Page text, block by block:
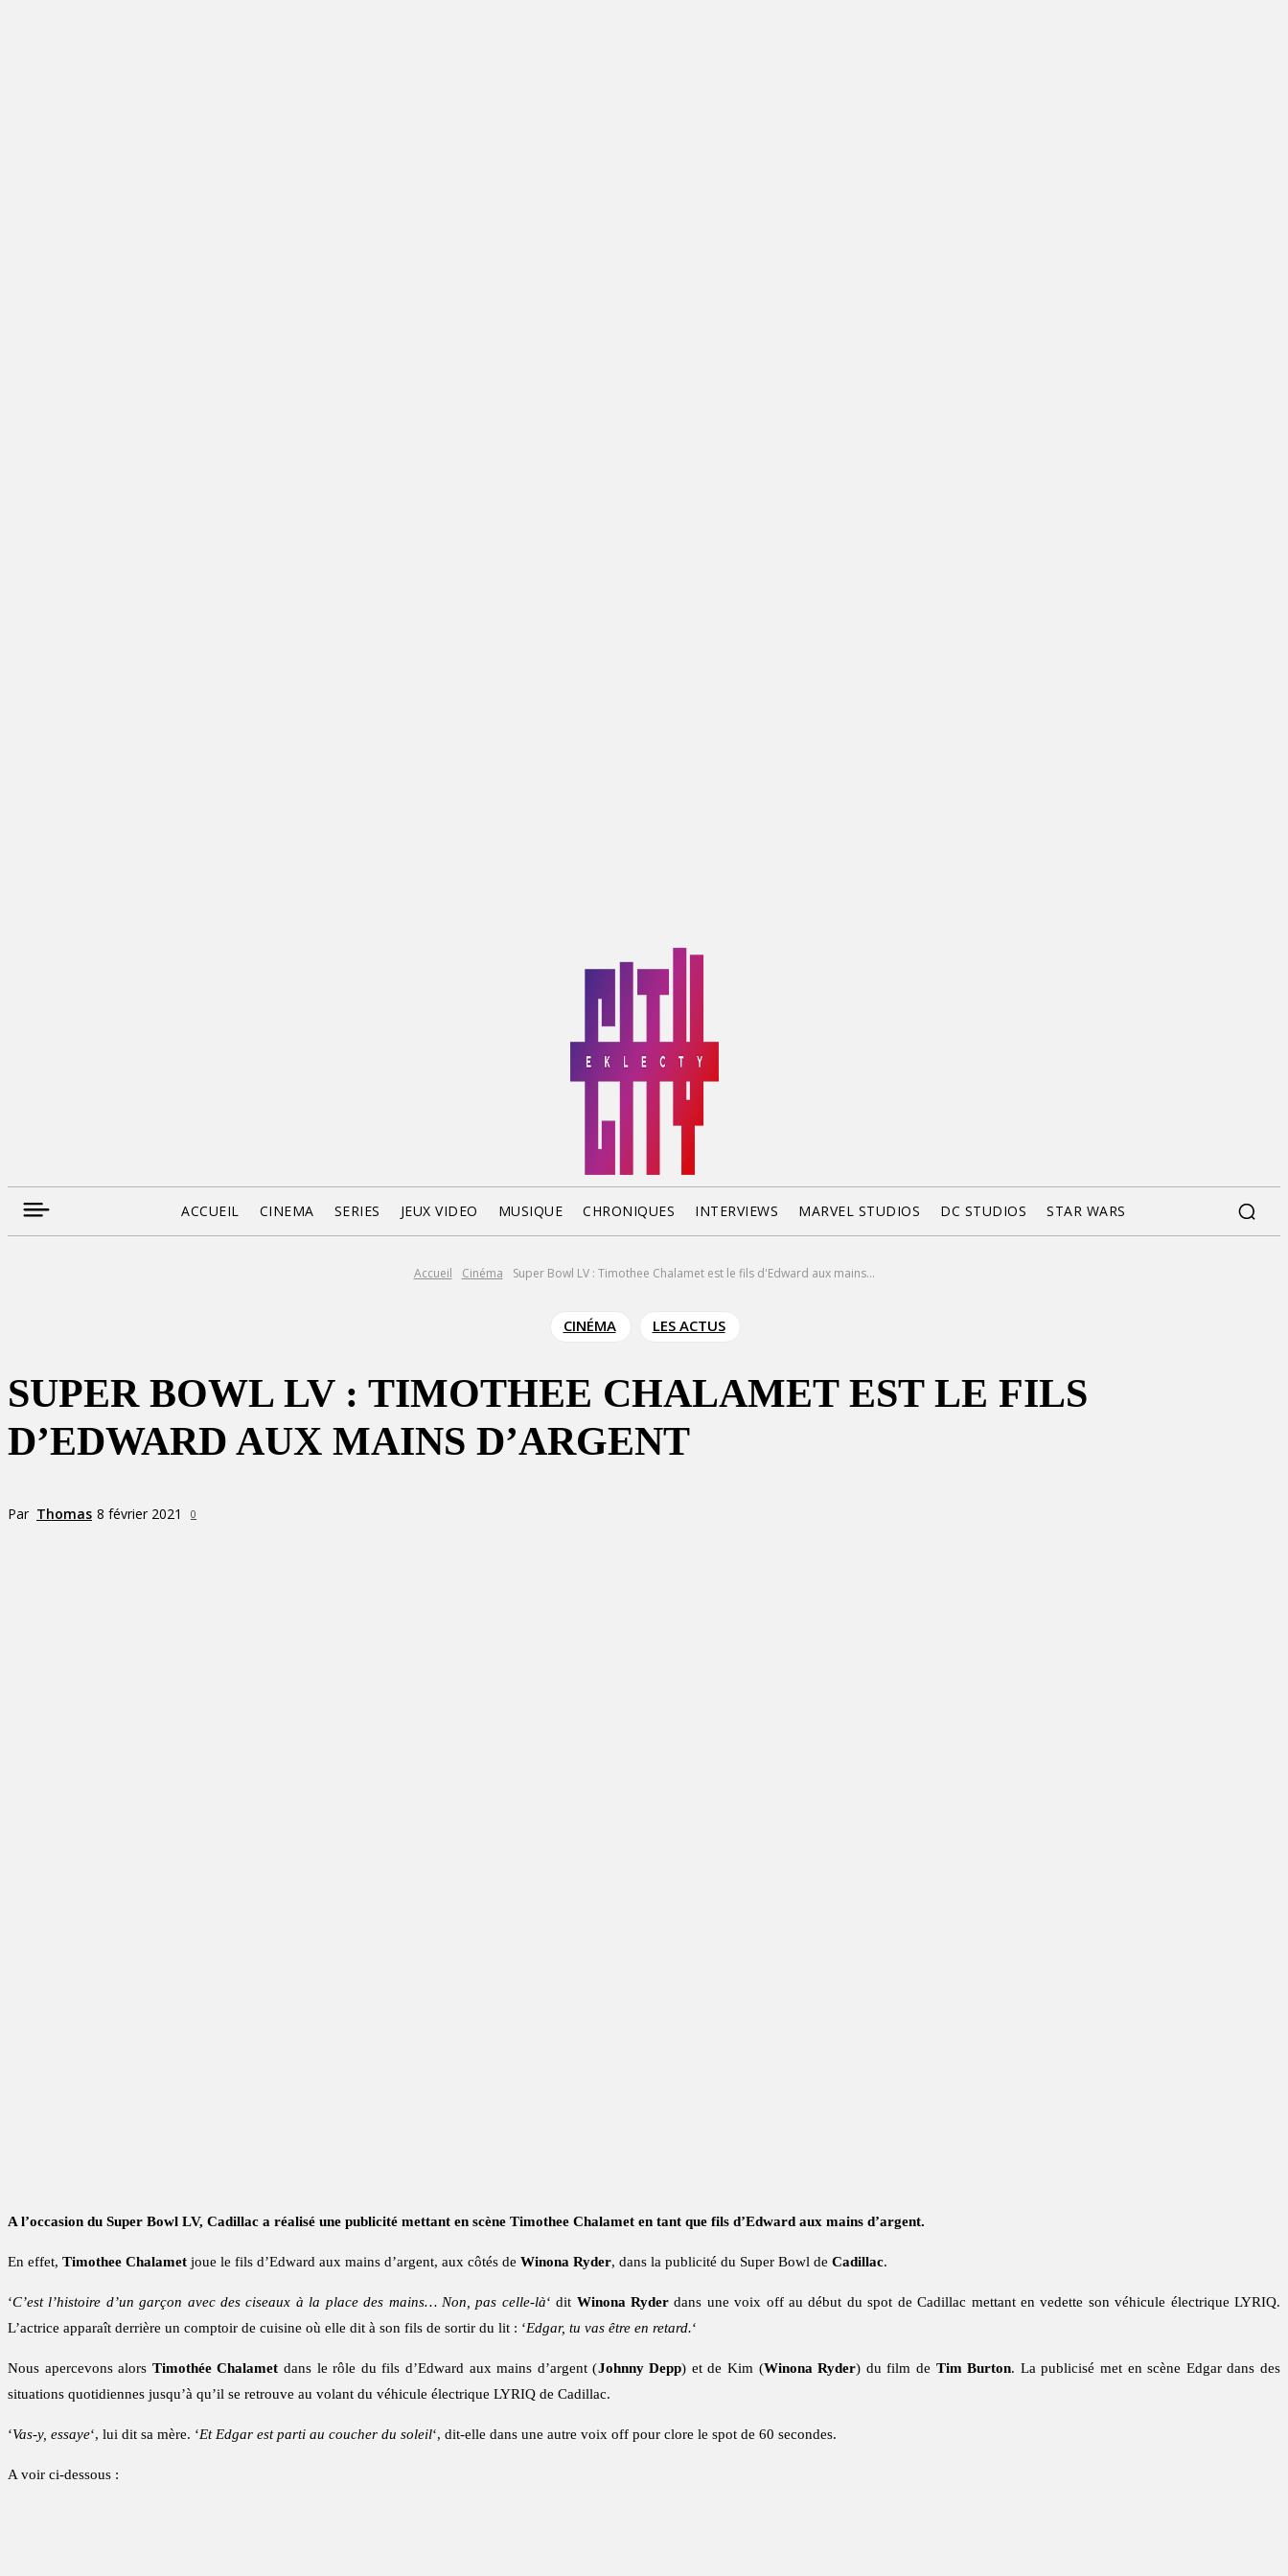
ACCUEIL CINEMA SERIES JEUX VIDEO MUSIQUE CHRONIQUES INTERVIEWS MARVEL STUDIOS DC STUDIOS STAR WARS
Accueil Cinéma Super Bowl LV : Timothee Chalamet est le fils d'Edward aux mains...
CINÉMA LES ACTUS
SUPER BOWL LV : TIMOTHEE CHALAMET EST LE FILS
D’EDWARD AUX MAINS D’ARGENT
Par Thomas 8 février 2021 0
A l’occasion du Super Bowl LV, Cadillac a réalisé une publicité mettant en scène Timothee Chalamet en tant que fils d’Edward aux mains d’argent.
En effet, Timothee Chalamet joue le fils d’Edward aux mains d’argent, aux côtés de Winona Ryder, dans la publicité du Super Bowl de Cadillac.
‘C’est l’histoire d’un garçon avec des ciseaux à la place des mains… Non, pas celle-là‘ dit Winona Ryder dans une voix off au début du spot de Cadillac mettant en vedette son véhicule électrique LYRIQ.
L’actrice apparaît derrière un comptoir de cuisine où elle dit à son fils de sortir du lit : ‘Edgar, tu vas être en retard.‘
Nous apercevons alors Timothée Chalamet dans le rôle du fils d’Edward aux mains d’argent (Johnny Depp) et de Kim (Winona Ryder) du film de Tim Burton. La publicisé met en scène Edgar dans des
situations quotidiennes jusqu’à qu’il se retrouve au volant du véhicule électrique LYRIQ de Cadillac.
‘Vas-y, essaye‘, lui dit sa mère. ‘Et Edgar est parti au coucher du soleil‘, dit-elle dans une autre voix off pour clore le spot de 60 secondes.
A voir ci-dessous :